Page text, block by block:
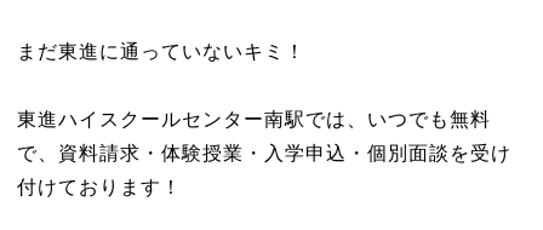
まだ東進に通っていないキミ！
東進ハイスクールセンター南駅では、いつでも無料
で、資料請求・体験授業・入学申込・個別面談を受け
付けております！